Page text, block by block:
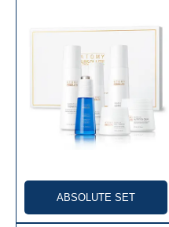
Muy pronto
OCEANÍA
🇦🇺 Australia
ABSOLUTE SET